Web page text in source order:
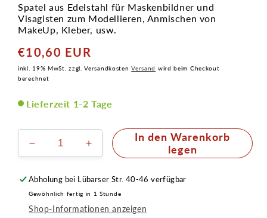
Spatel aus Edelstahl für Maskenbildner und
Visagisten zum Modellieren, Anmischen von
MakeUp, Kleber, usw.
Normaler
Preis
€10,60 EUR
inkl. 19% MwSt. zzgl. VersandkostenVersand wird beim Checkout
berechnet
Lieferzeit 1-2 Tage
Verringere
die
Menge
für
Metall-
Modellierspatel
Erhöhe
die
Menge
für
Metall-
Modellierspatel
In den Warenkorb
legen
Abholung bei Lübarser Str. 40-46 verfügbar
Gewöhnlich fertig in 1 Stunde
Shop-Informationen anzeigen